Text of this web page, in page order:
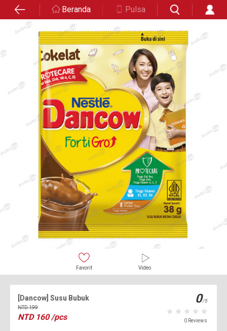
Beranda Pulsa
Favorit Video
[Dancow] Susu Bubuk
NTD199
NTD 160 /pcs
0/5
0 Reviews